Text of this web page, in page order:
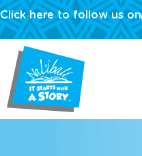
Click here to follow us on